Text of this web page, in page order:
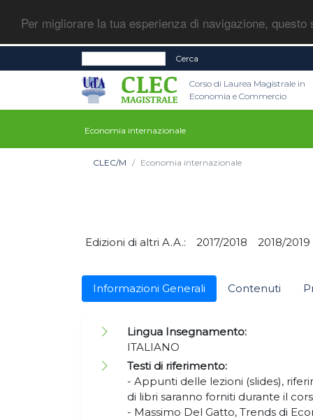
Per migliorare la tua esperienza di navigazione,
Cerca
Corso di Laurea Magistrale in
Economia e Commercio
Economia internazionale
CLEC/M Economia internazionale
Edizioni di altri A.A.: 2017/2018 2018/2019
Informazioni Generali Contenuti
Lingua Insegnamento:
ITALIANO
Testi di riferimento:
- Appunti delle lezioni (slides),
di libri saranno forniti durante il
- Massimo Del Gatto, Trends di